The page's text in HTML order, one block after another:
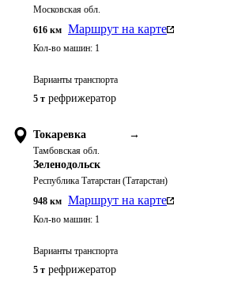
Московская обл.
616 км Маршрут на карте
Кол-во машин: 1
Варианты транспорта
5 т рефрижератор
Токаревка →
Тамбовская обл.
Зеленодольск
Республика Татарстан (Татарстан)
948 км Маршрут на карте
Кол-во машин: 1
Варианты транспорта
5 т рефрижератор